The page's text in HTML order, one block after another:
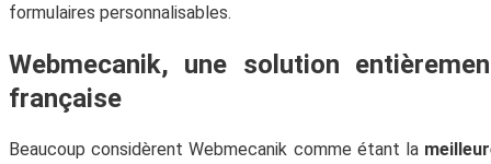
formulaires personnalisables.
Webmecanik, une solution
française
Beaucoup considèrent Webmecanik comme étant la